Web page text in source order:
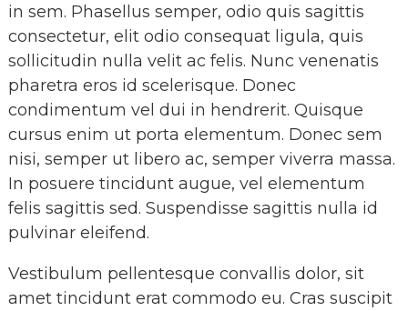
in sem. Phasellus semper, odio quis sagittis
consectetur, elit odio consequat ligula, quis
sollicitudin nulla velit ac felis. Nunc venenatis
pharetra eros id scelerisque. Donec
condimentum vel dui in hendrerit. Quisque
cursus enim ut porta elementum. Donec sem
nisi, semper ut libero ac, semper viverra massa.
In posuere tincidunt augue, vel elementum
felis sagittis sed. Suspendisse sagittis nulla id
pulvinar eleifend.
Vestibulum pellentesque convallis dolor, sit
amet tincidunt erat commodo eu. Cras suscipit